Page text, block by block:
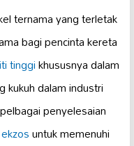
ternama yang terletak
bagi pencinta kereta
tinggikhususnya dalam
kukuh dalam industri
penyelesaian
ekzosuntuk memenuhi